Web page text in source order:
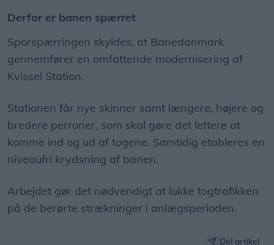
Derfor er banen spærret
Sporspærringen skyldes, at Banedanmark
gennemfører en omfattende modernisering af
Kvissel Station.
Stationen får nye skinner samt længere, højere og
bredere perroner, som skal gøre det lettere at
komme ind og ud af togene. Samtidig etableres en
niveaufri krydsning af banen.
Arbejdet gør det nødvendigt at lukke togtrafikken
på de berørte strækninger i anlægsperioden.
Del artikel